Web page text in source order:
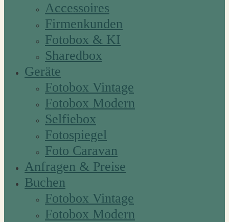
Accessoires
Firmenkunden
Fotobox & KI
Sharedbox
Geräte
Fotobox Vintage
Fotobox Modern
Selfiebox
Fotospiegel
Foto Caravan
Anfragen & Preise
Buchen
Fotobox Vintage
Fotobox Modern